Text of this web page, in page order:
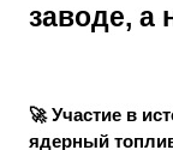
заводе, а
🚀 Участие в
ядерный